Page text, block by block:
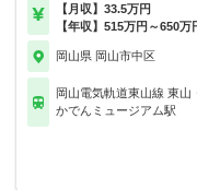
【月収】33.5万円
【年収】515万円～650万
岡山県 岡山市中区
岡山電気軌道東山線 東山
かでんミュージアム駅